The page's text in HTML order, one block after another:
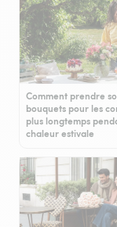
Comment prendre
bouquets pour les
plus longtemps
chaleur estivale